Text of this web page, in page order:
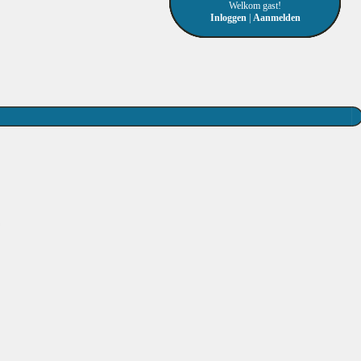
Welkom gast!
Inloggen| Aanmelden